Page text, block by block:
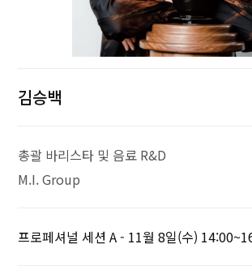
김승백
총괄 바리스타 및 음료 R&D
M.I. Group
프로페셔널 세션 A - 11월 8일(수)